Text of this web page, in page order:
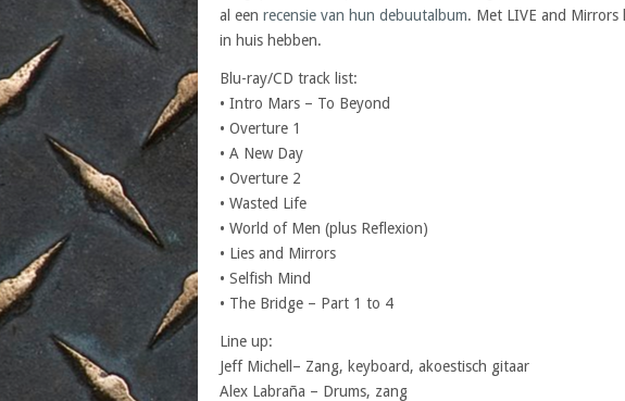
al een recensie van hun debuutalbum. Met LIVE and Mirrors
in huis hebben.
Blu-ray/CD track list:
• Intro Mars – To Beyond
• Overture 1
• A New Day
• Overture 2
• Wasted Life
• World of Men (plus Reflexion)
• Lies and Mirrors
• Selfish Mind
• The Bridge – Part 1 to 4
Line up:
Jeff Michell– Zang, keyboard, akoestisch gitaar
Alex Labraña – Drums, zang